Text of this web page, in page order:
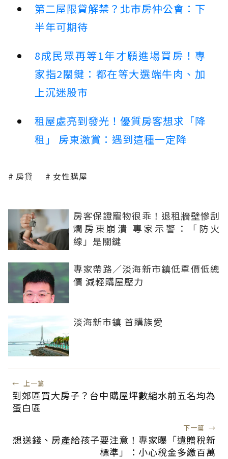
第二屋限貸解禁？北市房仲公會：下
半年可期待
8成民眾再等1年才願進場買房！專
家指2關鍵：都在等大選端牛肉、加
上沉迷股市
租屋處亮到發光！優質房客想求「降
租」 房東激賞：遇到這種一定降
房貸 女性購屋
房客保證寵物很乖！退租牆壁慘刮
爛房東崩潰 專家示警：「防火
線」是關鍵
專家帶路／淡海新市鎮低單價低總
價 減輕購屋壓力
淡海新市鎮 首購族愛
← 上一篇
到郊區買大房子？台中購屋坪數縮水前五名均為
蛋白區
下一篇 →
想送錢、房產給孩子要注意！專家曝「遺贈稅新
標準」：小心稅金多繳百萬